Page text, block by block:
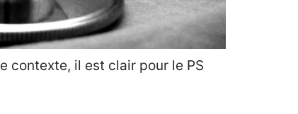
contexte, il est clair pour le PS